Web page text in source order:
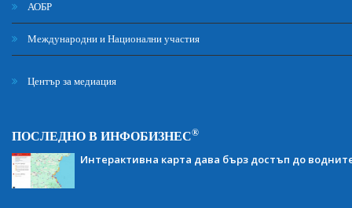
АОБР
Международни и Национални участия
Център за медиация
ПОСЛЕДНО В ИНФОБИЗНЕС®
Интерактивна карта дава бърз достъп до